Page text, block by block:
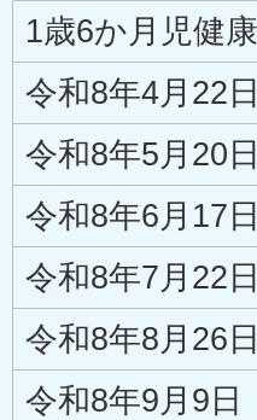
1歳6か月児健
令和8年4月22
令和8年5月20
令和8年6月17
令和8年7月22
令和8年8月26
令和8年9月9日